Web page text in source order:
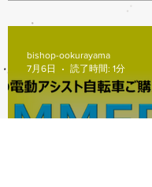
7/31営業時間変更
bishop-ookurayama
7月6日
読了時間: 1分